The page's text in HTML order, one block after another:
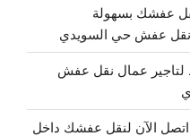
عفشك بسهولة
200 ريال فقط لتاجير عمال نقل عفش
300 ريال فقط..اتصل الآن لنقل عفشك داخل